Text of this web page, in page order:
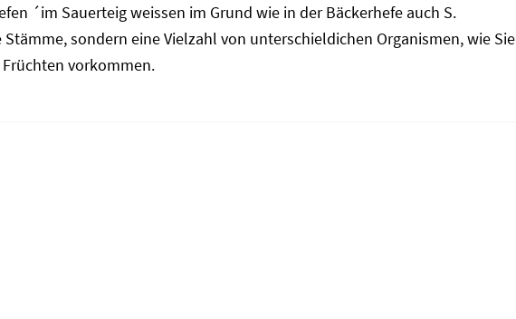
´im Sauerteig weissen im Grund wie in der Bäckerhefe auch S.
sondern eine Vielzahl von unterschieldichen Organismen, wie Sie
vorkommen.